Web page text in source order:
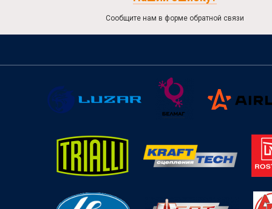
Сообщите нам в форме обратной связи